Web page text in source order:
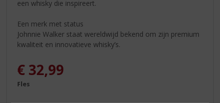
een whisky die inspireert.
Een merk met status
Johnnie Walker staat wereldwijd bekend om zijn premium
kwaliteit en innovatieve whisky’s.
€ 32,99
Fles